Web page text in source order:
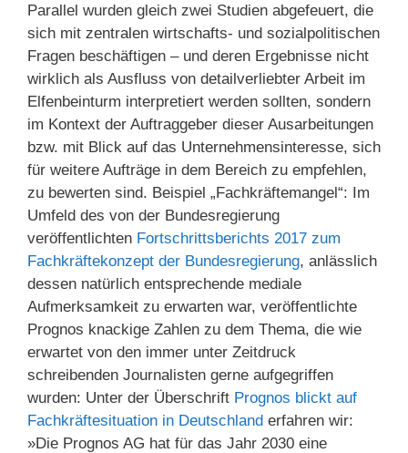
Parallel wurden gleich zwei Studien abgefeuert, die
sich mit zentralen wirtschafts- und sozialpolitischen
Fragen beschäftigen – und deren Ergebnisse nicht
wirklich als Ausfluss von detailverliebter Arbeit im
Elfenbeinturm interpretiert werden sollten, sondern
im Kontext der Auftraggeber dieser Ausarbeitungen
bzw. mit Blick auf das Unternehmensinteresse, sich
für weitere Aufträge in dem Bereich zu empfehlen,
zu bewerten sind. Beispiel „Fachkräftemangel“: Im
Umfeld des von der Bundesregierung
veröffentlichten Fortschrittsberichts 2017 zum
Fachkräftekonzept der Bundesregierung, anlässlich
dessen natürlich entsprechende mediale
Aufmerksamkeit zu erwarten war, veröffentlichte
Prognos knackige Zahlen zu dem Thema, die wie
erwartet von den immer unter Zeitdruck
schreibenden Journalisten gerne aufgegriffen
wurden: Unter der Überschrift Prognos blickt auf
Fachkräftesituation in Deutschland erfahren wir:
»Die Prognos AG hat für das Jahr 2030 eine